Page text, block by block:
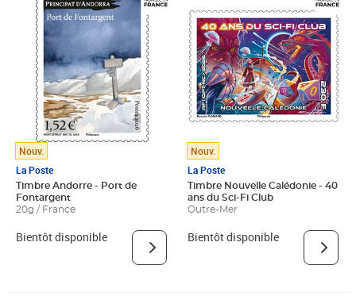
Nouv.
La Poste
Timbre Andorre - Port de
Fontargent
20g / France
Bientôt disponible
Nouv.
La Poste
Timbre Nouvelle Calédonie - 40
ans du Sci-Fi Club
Outre-Mer
Bientôt disponible